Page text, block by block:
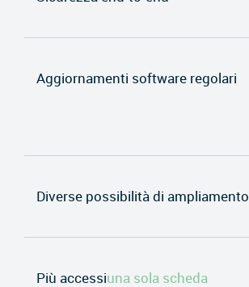
Aggiornamenti software regolari
Diverse possibilità di ampliamento
Più accessiuna sola scheda